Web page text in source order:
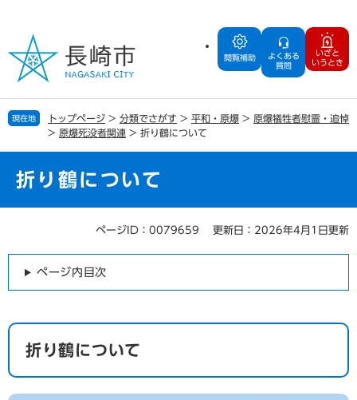
の
で
す
ー
ば
し
閲覧補助
よくある
質問
いざと
いうとき
現在地 トップページ > 分類でさがす > 平和・原爆 > 原爆犠牲者慰霊・追悼
> 原爆死没者関連 > 折り鶴について
折り鶴について
ページID：0079659 更新日：2026年4月1日更新
ページ内目次
折り鶴について